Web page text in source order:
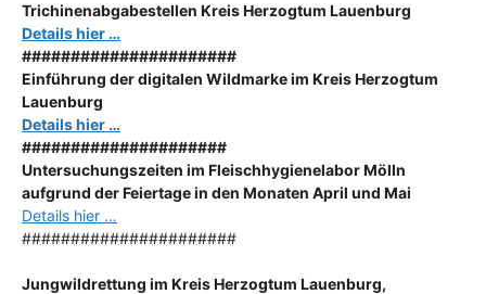
Trichinenabgabestellen Kreis Herzogtum Lauenburg
Details hier …
######################
Einführung der digitalen Wildmarke im Kreis Herzogtum
Lauenburg
Details hier …
#####################
Untersuchungszeiten im Fleischhygienelabor Mölln
aufgrund der Feiertage in den Monaten April und Mai
Details hier …
######################
Jungwildrettung im Kreis Herzogtum Lauenburg,